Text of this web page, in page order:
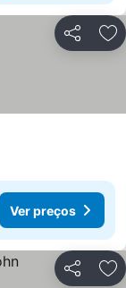
Partilhar
Ver preços
Partilhar